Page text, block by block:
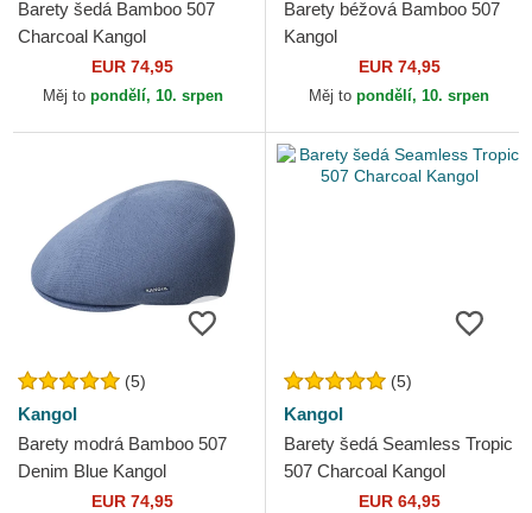
Barety šedá Bamboo 507
Charcoal Kangol
EUR 74,95
Měj to pondělí, 10. srpen
Barety béžová Bamboo 507
Kangol
EUR 74,95
Měj to pondělí, 10. srpen
(5)
Kangol
Barety modrá Bamboo 507
Denim Blue Kangol
EUR 74,95
(5)
Kangol
Barety šedá Seamless Tropic
507 Charcoal Kangol
EUR 64,95